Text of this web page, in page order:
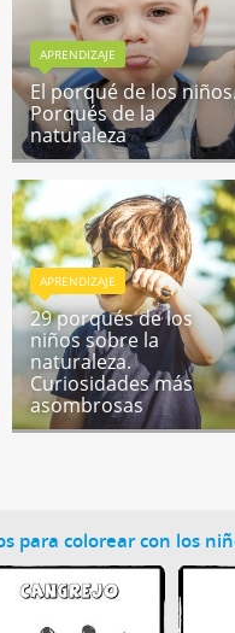
APRENDIZAJE
El porqué de los
Porqués de la
naturaleza
APRENDIZAJE
29 porqués de los
niños sobre la
naturaleza.
Curiosidades más
asombrosas
para colorear con los